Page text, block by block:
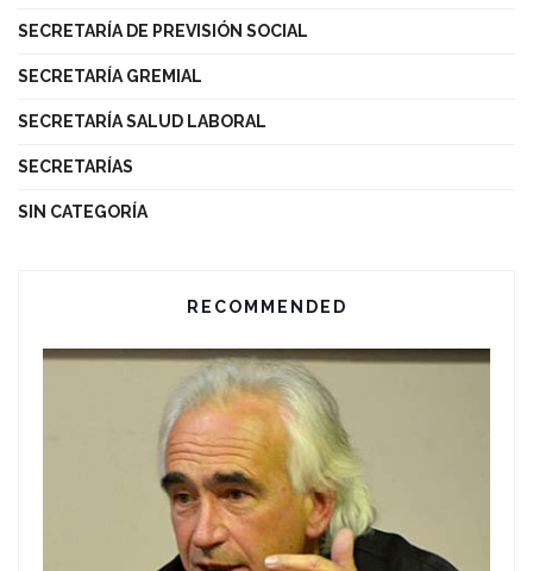
SECRETARÍA DE PREVISIÓN SOCIAL
SECRETARÍA GREMIAL
SECRETARÍA SALUD LABORAL
SECRETARÍAS
SIN CATEGORÍA
RECOMMENDED